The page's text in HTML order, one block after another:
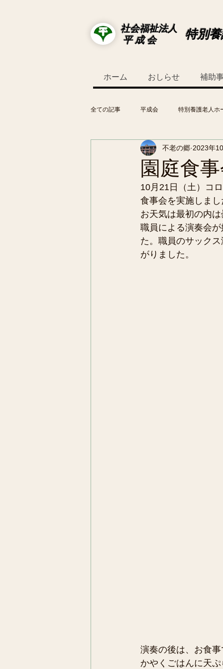
社会福祉法人
平 成 会
特別
ホーム おしらせ 補助
全ての記事 平成会 特別養護老人ホ
園庭食
不老の郷 2023年
10月21日（土）コ
食事会を実施しま
お天気は最初の内
職員による演奏会
た。職員のサック
がりました。
演奏の後は、お食
かやくごはんに天